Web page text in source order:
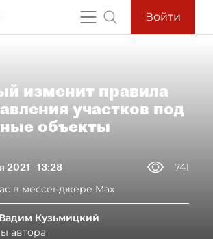
Войти
изменит правила
участков под
объекты
2021 13:28
741
в мессенджере Max
Кузьмицкий
автора